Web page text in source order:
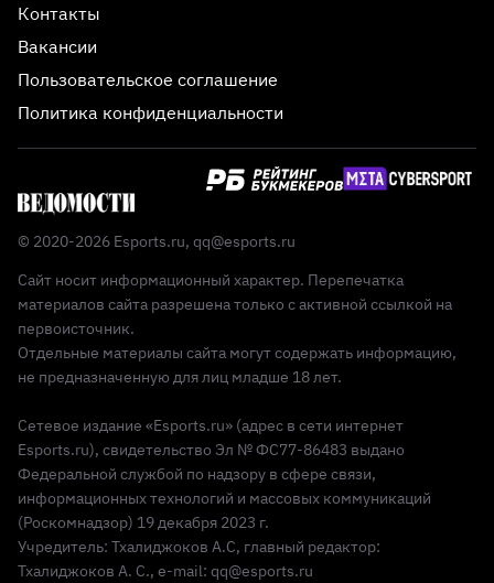
Контакты
Вакансии
Пользовательское соглашение
Политика конфиденциальности
© 2020-2026 Esports.ru, qq@esports.ru
Сайт носит информационный характер. Перепечатка
материалов сайта разрешена только с активной ссылкой на
первоисточник.
Отдельные материалы сайта могут содержать информацию,
не предназначенную для лиц младше 18 лет.
Сетевое издание «Esports.ru» (адрес в сети интернет
Esports.ru), свидетельство Эл № ФС77-86483 выдано
Федеральной службой по надзору в сфере связи,
информационных технологий и массовых коммуникаций
(Роскомнадзор) 19 декабря 2023 г.
Учредитель: Тхалиджоков А.С, главный редактор:
Тхалиджоков А. С., e-mail: qq@esports.ru